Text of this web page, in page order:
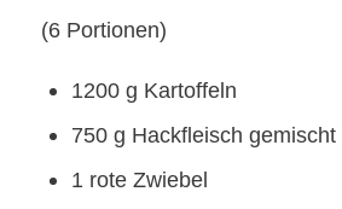
(6 Portionen)
1200 g Kartoffeln
750 g Hackfleisch gemischt
1 rote Zwiebel